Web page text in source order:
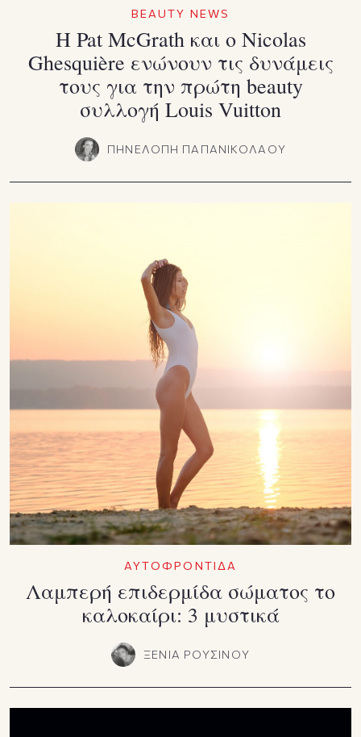
BEAUTY NEWS
Η Pat McGrath και ο Nicolas
Ghesquière ενώνουν τις δυνάμεις
τους για την πρώτη beauty
συλλογή Louis Vuitton
ΠΗΝΕΛΟΠΗ ΠΑΠΑΝΙΚΟΛΑΟΥ
ΑΥΤΟΦΡΟΝΤΙΔΑ
Λαμπερή επιδερμίδα σώματος το
καλοκαίρι: 3 μυστικά
ΞΕΝΙΑ ΡΟΥΣΙΝΟΥ